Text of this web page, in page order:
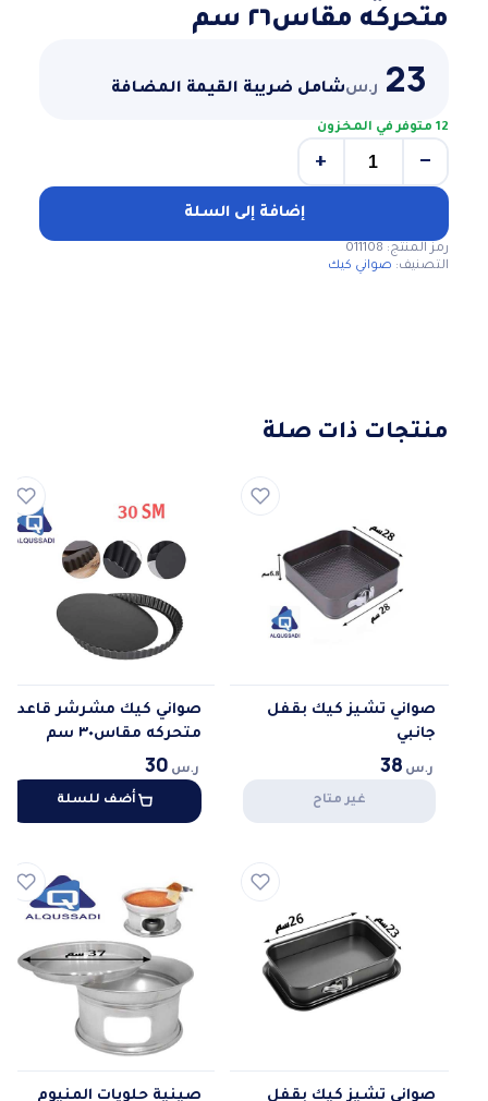
متحركه مقاس٢٦ سم
23 ر.سشامل ضريبة القيمة المضافة
12 متوفر في المخزون
صواني
مشرشر
قاعده
متحركه
−
+
إضافة إلى السلة
رمز المنتج: 011108
التصنيف: صواني كيك
منتجات ذات صلة
صواني تشيز كيك بقفل
جانبي
ر.س 38
غير متاح
صواني كيك مشرشر قاعده
متحركه مقاس٣٠ سم
ر.س 30
أضف للسلة
صواني تشيز كيك بقفل
صينية حلويات المنيوم